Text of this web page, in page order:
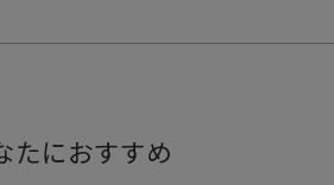
イコニックで存在感ある顔つきは、
たにおすすめ